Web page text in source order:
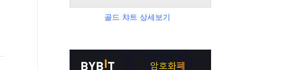
골드 챠트 상세보기